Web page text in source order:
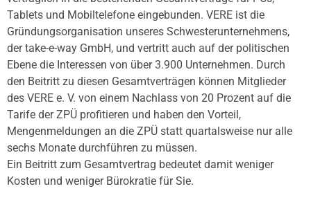
Tablets und Mobiltelefone eingebunden. VERE ist die
Gründungsorganisation unseres Schwesterunternehmens,
der take-e-way GmbH, und vertritt auch auf der politischen
Ebene die Interessen von über 3.900 Unternehmen. Durch
den Beitritt zu diesen Gesamtverträgen können Mitglieder
des VERE e. V. von einem Nachlass von 20 Prozent auf die
Tarife der ZPÜ profitieren und haben den Vorteil,
Mengenmeldungen an die ZPÜ statt quartalsweise nur alle
sechs Monate durchführen zu müssen.
Ein Beitritt zum Gesamtvertrag bedeutet damit weniger
Kosten und weniger Bürokratie für Sie.